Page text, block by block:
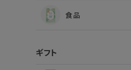
食品
ギフト